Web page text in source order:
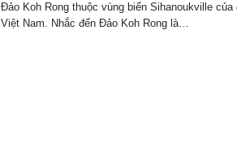
Đảo Koh Rong thuộc vùng biển Sihanoukville
Việt Nam. Nhắc đến Đảo Koh Rong là…